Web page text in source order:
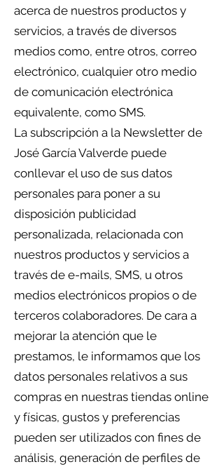
acerca de nuestros productos y
servicios, a través de diversos
medios como, entre otros, correo
electrónico, cualquier otro medio
de comunicación electrónica
equivalente, como SMS.
La subscripción a la Newsletter de
José García Valverde puede
conllevar el uso de sus datos
personales para poner a su
disposición publicidad
personalizada, relacionada con
nuestros productos y servicios a
través de e-mails, SMS, u otros
medios electrónicos propios o de
terceros colaboradores. De cara a
mejorar la atención que le
prestamos, le informamos que los
datos personales relativos a sus
compras en nuestras tiendas online
y físicas, gustos y preferencias
pueden ser utilizados con fines de
análisis, generación de perfiles de